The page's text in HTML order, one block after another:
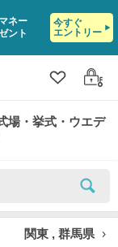
ネー
ント
今すぐ
エントリー
クリップ
ログ
場・挙式・ウエデ
関東 , 群馬県